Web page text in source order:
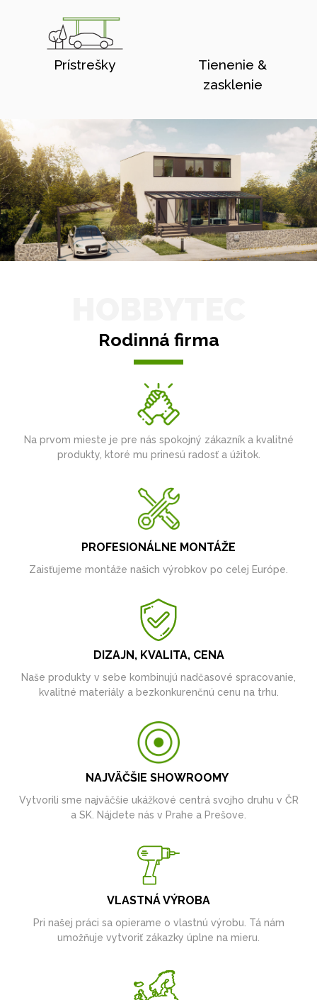
Prístrešky
Tienenie &
zasklenie
Rodinná firma
Na prvom mieste je pre nás spokojný zákazník a kvalitné
produkty, ktoré mu prinesú radosť a úžitok.
PROFESIONÁLNE MONTÁŽE
Zaisťujeme montáže našich výrobkov po celej Európe.
DIZAJN, KVALITA, CENA
Naše produkty v sebe kombinujú nadčasové spracovanie,
kvalitné materiály a bezkonkurenčnú cenu na trhu.
NAJVÄČŠIE SHOWROOMY
Vytvorili sme najväčšie ukážkové centrá svojho druhu v ČR
a SK. Nájdete nás v Prahe a Prešove.
VLASTNÁ VÝROBA
Pri našej práci sa opierame o vlastnú výrobu. Tá nám
umožňuje vytvoriť zákazky úplne na mieru.